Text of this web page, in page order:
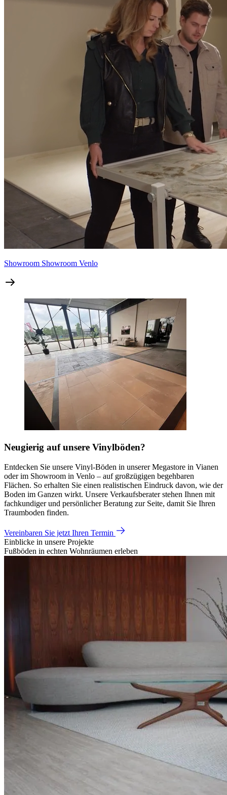
Showroom Showroom Venlo
Neugierig auf unsere Vinylböden?
Entdecken Sie unsere Vinyl-Böden in unserer Megastore in Vianen
oder im Showroom in Venlo – auf großzügigen begehbaren
Flächen. So erhalten Sie einen realistischen Eindruck davon, wie der
Boden im Ganzen wirkt. Unsere Verkaufsberater stehen Ihnen mit
fachkundiger und persönlicher Beratung zur Seite, damit Sie Ihren
Traumboden finden.
Vereinbaren Sie jetzt Ihren Termin
Einblicke in unsere Projekte
Fußböden in echten Wohnräumen erleben